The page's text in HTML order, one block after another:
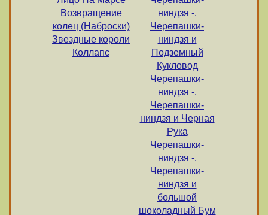
Возвращение
колец (Наброски)
Звездные короли
Коллапс
ниндзя -.
Черепашки-
ниндзя и
Подземный
Кукловод
Черепашки-
ниндзя -.
Черепашки-
ниндзя и Черная
Рука
Черепашки-
ниндзя -.
Черепашки-
ниндзя и
большой
шоколадный Бум